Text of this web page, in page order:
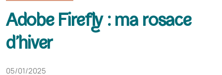
Adobe Firefly : ma rosace
d’hiver
05/01/2025